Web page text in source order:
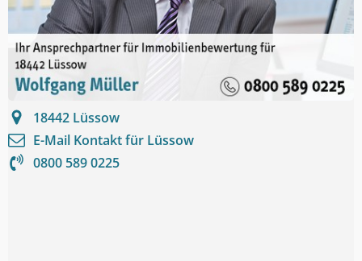
18442 Lüssow
E-Mail Kontakt für Lüssow
0800 589 0225